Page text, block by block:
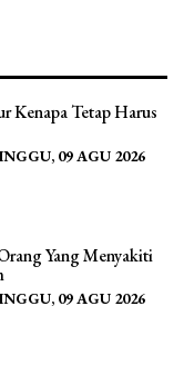
Kenapa Tetap Harus
09 AGU 2026
Yang Menyakiti
09 AGU 2026